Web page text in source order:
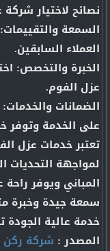
نصائح لاختيار
السمعة
العملاء السابقين.
الخبرة والتخصص:
عزل الفوم.
الضمانات
على الخدمة وتوفر
تعتبر خدمات عزل
لمواجهة التحديات
المباني ويوفر
سمعة جيدة وخبرة
خدمة عالية الجودة
المصدر : شركة ركن